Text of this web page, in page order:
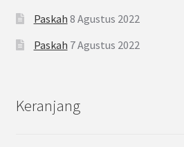
Paskah 8 Agustus 2022
Paskah 7 Agustus 2022
Keranjang